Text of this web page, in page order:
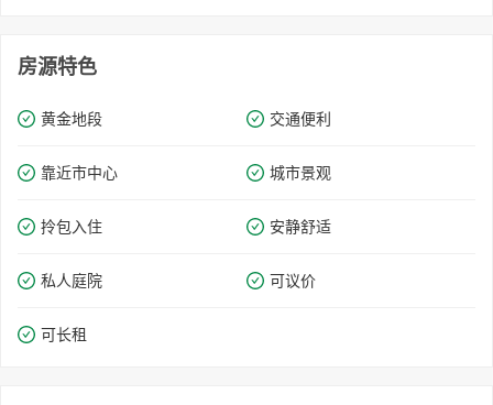
房源特色
黄金地段 交通便利
靠近市中心 城市景观
拎包入住 安静舒适
私人庭院 可议价
可长租